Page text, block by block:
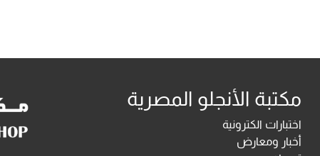
مكتبة الأنجلو المصرية
اختبارات الكترونية
أخبار ومعارض